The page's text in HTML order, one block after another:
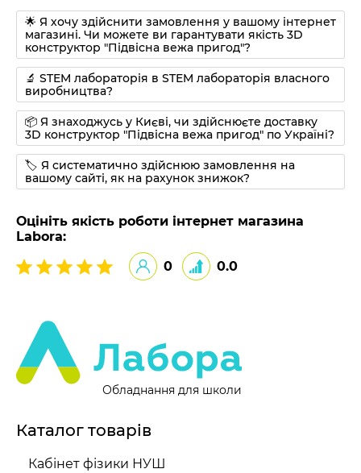
🌟 Я хочу здійснити замовлення у вашому інтернет
магазині. Чи можете ви гарантувати якість 3D
конструктор "Підвісна вежа пригод"?
🔬 STEM лабораторія в STEM лабораторія власного
виробництва?
📦 Я знаходжусь у Києві, чи здійснюєте доставку
3D конструктор "Підвісна вежа пригод" по Україні?
🏷 Я систематично здійснюю замовлення на
вашому сайті, як на рахунок знижок?
Оцініть якість роботи інтернет магазина
Labora:
0
0.0
Обладнання для школи
Каталог товарів
Кабінет фізики НУШ